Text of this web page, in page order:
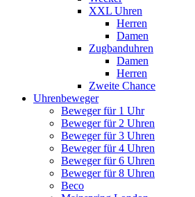
XXL Uhren
Herren
Damen
Zugbanduhren
Damen
Herren
Zweite Chance
Uhrenbeweger
Beweger für 1 Uhr
Beweger für 2 Uhren
Beweger für 3 Uhren
Beweger für 4 Uhren
Beweger für 6 Uhren
Beweger für 8 Uhren
Beco